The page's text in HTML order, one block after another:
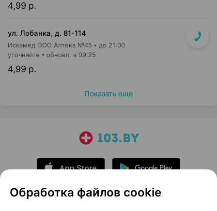
4,99 р.
ул. Лобанка, д. 81-114
Искамед ООО Аптека №45 до 21:00
4,99 р.
уточняйте обновл. в 09:25
Показать еще
Обработка файлов cookie